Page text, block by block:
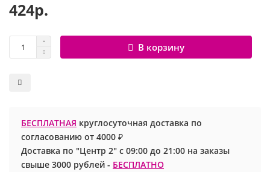
Ходячие шары
Для мальчиков
Маме
23 февраля
День Святого Валентина
Маша и медведь
Ми-ми-мишки
Покемон
Принцессы
424р.
В корзину
БЕСПЛАТНАЯ круглосуточная доставка по
согласованию от 4000 ₽
Доставка по "Центр 2" с 09:00 до 21:00 на заказы
свыше 3000 рублей - БЕСПЛАТНО